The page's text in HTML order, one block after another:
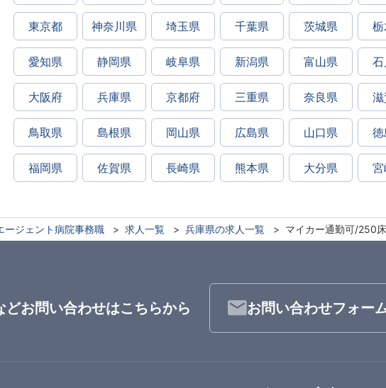
東京都 神奈川県 埼玉県 千葉県 茨城県
愛知県 静岡県 岐阜県 新潟県 富山県
大阪府 兵庫県 京都府 三重県 奈良県
鳥取県 島根県 岡山県 広島県 山口県
福岡県 佐賀県 長崎県 熊本県 大分県
ージェント病院事務職 求人一覧 兵庫県の求人一覧 マイカー通勤可/250
どお問い合わせはこちらから お問い合わせフォー